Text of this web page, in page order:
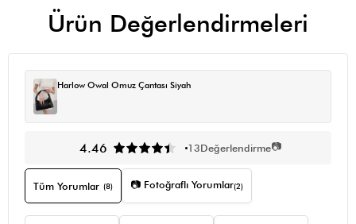
Ürün Değerlendirmeleri
Harlow Owal Omuz Çantası Siyah
4.46 13Değerlendirme📷
Tüm Yorumlar (8) 📷 Fotoğraflı Yorumlar(2)